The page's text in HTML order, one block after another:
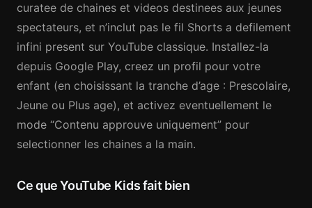
curatee de chaines et videos destinees aux jeunes
spectateurs, et n’inclut pas le fil Shorts a defilement
infini present sur YouTube classique. Installez-la
depuis Google Play, creez un profil pour votre
enfant (en choisissant la tranche d’age : Prescolaire,
Jeune ou Plus age), et activez eventuellement le
mode “Contenu approuve uniquement” pour
selectionner les chaines a la main.
Ce que YouTube Kids fait bien